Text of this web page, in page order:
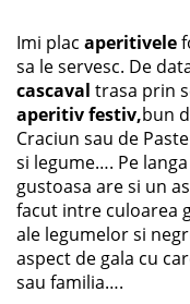
Imi plac aperitivele
sa le servesc. De
cascaval trasa prin
aperitiv festiv,bun
Craciun sau de
si legume…. Pe
gustoasa are si un
facut intre culoarea
ale legumelor si
aspect de gala cu
sau familia….